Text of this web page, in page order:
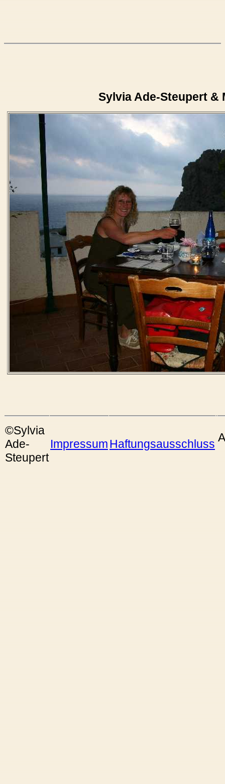
Sylvia Ade-Steupert &
©Sylvia
Ade-
Steupert
ImpressumHaftungsausschluss